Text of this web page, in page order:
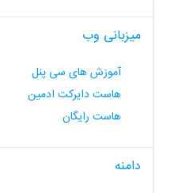
میزبانی وب
آموزش های سی پنل
هاست دایرکت ادمین
هاست رایگان
دامنه